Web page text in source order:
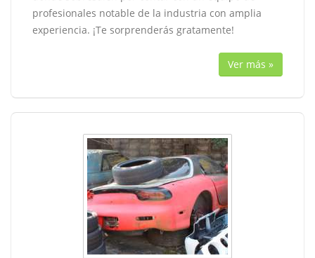
profesionales notable de la industria con amplia
experiencia. ¡Te sorprenderás gratamente!
Ver más »